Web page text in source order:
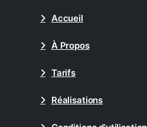
Accueil
À Propos
Tarifs
Réalisations